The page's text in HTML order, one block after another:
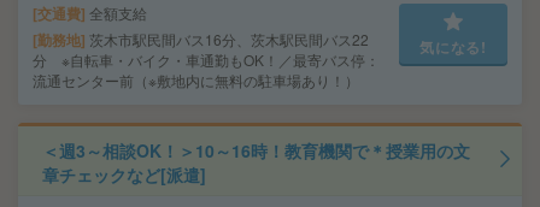
交通費 全額支給
勤務地 茨木市駅民間バス16分、茨木駅民間バス22
分 ※自転車・バイク・車通勤もOK！／最寄バス停：
流通センター前（※敷地内に無料の駐車場あり！）
気になる!
＜週3～相談OK！＞10～16時！教育機関で＊授業用の文
章チェックなど[派遣]